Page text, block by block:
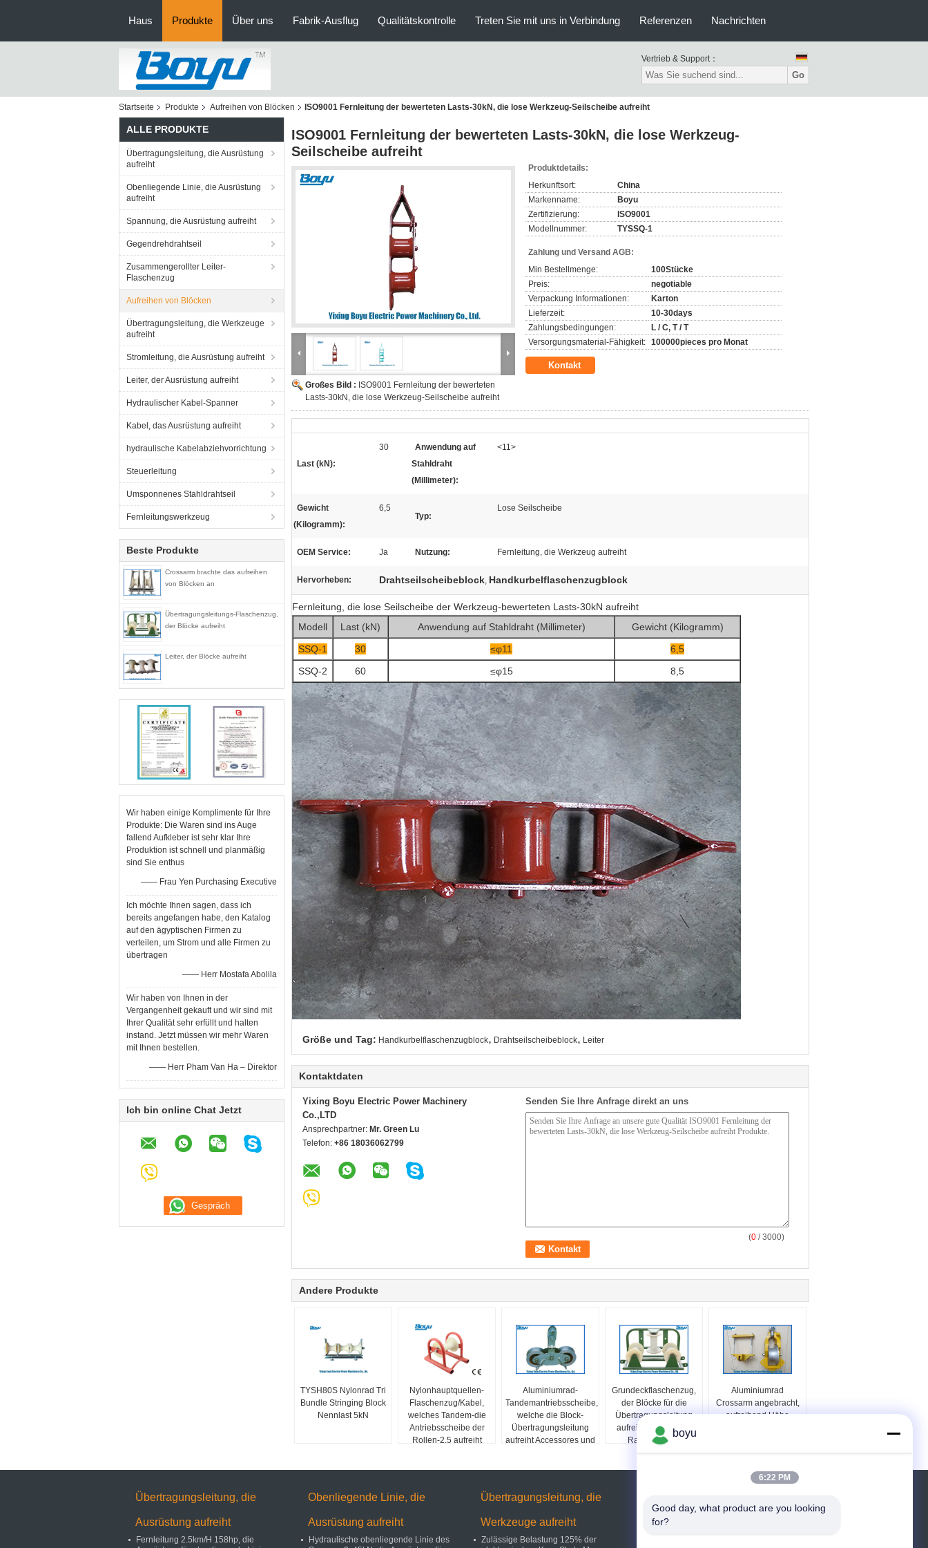
Haus Produkte Über uns Fabrik-Ausflug Qualitätskontrolle Treten Sie mit uns in Verbindung Referenzen Nachrichten
Vertrieb & Support：
Go
Startseite Produkte Aufreihen von Blöcken ISO9001 Fernleitung der bewerteten Lasts-30kN, die lose Werkzeug-Seilscheibe aufreiht
ALLE PRODUKTE
Übertragungsleitung, die Ausrüstung
aufreiht
Obenliegende Linie, die Ausrüstung
aufreiht
Spannung, die Ausrüstung aufreiht
Gegendrehdrahtseil
Zusammengerollter Leiter-
Flaschenzug
Aufreihen von Blöcken
Übertragungsleitung, die Werkzeuge
aufreiht
Stromleitung, die Ausrüstung aufreiht
Leiter, der Ausrüstung aufreiht
Hydraulischer Kabel-Spanner
Kabel, das Ausrüstung aufreiht
hydraulische Kabelabziehvorrichtung
Steuerleitung
Umsponnenes Stahldrahtseil
Fernleitungswerkzeug
Beste Produkte
Crossarm brachte das aufreihen
von Blöcken an
Übertragungsleitungs-Flaschenzug,
der Blöcke aufreiht
Leiter, der Blöcke aufreiht
Wir haben einige Komplimente für Ihre
Produkte: Die Waren sind ins Auge
fallend Aufkleber ist sehr klar Ihre
Produktion ist schnell und planmäßig
sind Sie enthus
—— Frau Yen Purchasing Executive
Ich möchte Ihnen sagen, dass ich
bereits angefangen habe, den Katalog
auf den ägyptischen Firmen zu
verteilen, um Strom und alle Firmen zu
übertragen
—— Herr Mostafa Abolila
Wir haben von Ihnen in der
Vergangenheit gekauft und wir sind mit
Ihrer Qualität sehr erfüllt und halten
instand. Jetzt müssen wir mehr Waren
mit Ihnen bestellen.
—— Herr Pham Van Ha – Direktor
Ich bin online Chat Jetzt
ISO9001 Fernleitung der bewerteten Lasts-30kN, die lose Werkzeug-
Seilscheibe aufreiht
Großes Bild : ISO9001 Fernleitung der bewerteten
Lasts-30kN, die lose Werkzeug-Seilscheibe aufreiht
Produktdetails:
Herkunftsort:
China
Markenname:
Boyu
Zertifizierung:
ISO9001
Modellnummer:
TYSSQ-1
Zahlung und Versand AGB:
Min Bestellmenge:
100Stücke
Preis:
negotiable
Verpackung Informationen:
Karton
Lieferzeit:
10-30days
Zahlungsbedingungen:
L / C, T / T
Versorgungsmaterial-Fähigkeit: 100000pieces pro Monat
Kontakt
Last (kN):
30
Anwendung auf
Stahldraht
(Millimeter):
<11>
Gewicht
(Kilogramm):
6,5
Typ:
Lose Seilscheibe
OEM Service: Ja Nutzung: Fernleitung, die Werkzeug aufreiht
Hervorheben: Drahtseilscheibeblock, Handkurbelflaschenzugblock
Fernleitung, die lose Seilscheibe der Werkzeug-bewerteten Lasts-30kN aufreiht
Modell
Last (kN) Anwendung auf Stahldraht (Millimeter)
Gewicht (Kilogramm)
SSQ-1
30 ≤φ11
6,5
SSQ-2
60 ≤φ15 8,5
Größe und Tag: Handkurbelflaschenzugblock, Drahtseilscheibeblock, Leiter
Kontaktdaten
Yixing Boyu Electric Power Machinery
Co.,LTD
Ansprechpartner: Mr. Green Lu
Telefon: +86 18036062799
Senden Sie Ihre Anfrage direkt an uns
(0 / 3000)
Andere Produkte
TYSH80S Nylonrad Tri
Bundle Stringing Block
Nennlast 5kN
Nylonhauptquellen-
Flaschenzug/Kabel,
welches Tandem-die
Antriebsscheibe der
Rollen-2,5 aufreiht
Aluminiumrad-
Tandemantriebsscheibe,
welche die Block-
Übertragungsleitung
aufreiht Accessores und
Grundeckflaschenzug,
der Blöcke für die
Übertragungsleitung
aufreiht Zubehör mit
Rad 3 aufreiht
Aluminiumrad
Crossarm angebracht,
aufreihend Höhe
99~175mm Capliper
Übertragungsleitung, die
Ausrüstung aufreiht
Fernleitung 2.5km/H 158hp, die
Obenliegende Linie, die
Ausrüstung aufreiht
Hydraulische obenliegende Linie des
Übertragungsleitung, die
Werkzeuge aufreiht
Zulässige Belastung 125% der
boyu
6:22 PM
Good day, what product are you looking
for?